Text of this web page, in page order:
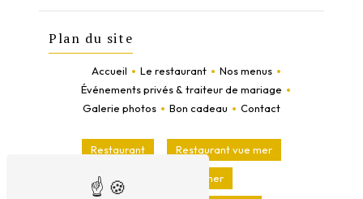
Plan du site
Accueil Le restaurant
Nos menus
Événements privés & traiteur de mariage
Galerie photos
Bon cadeau Contact
Restaurant Restaurant vue mer
Terrasse vue mer